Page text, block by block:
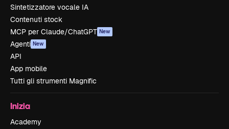
Sintetizzatore vocale IA
Contenuti stock
MCP per Claude/ChatGPT New
Agenti New
API
App mobile
Tutti gli strumenti Magnific
Inizia
Academy